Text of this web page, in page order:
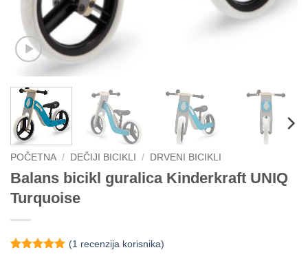
POČETNA / DEČIJI BICIKLI / DRVENI BICIKLI
Balans bicikl guralica Kinderkraft UNIQ
Turquoise
(1 recenzija korisnika)